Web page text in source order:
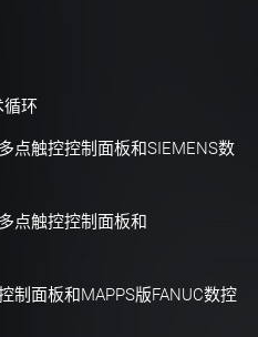
循环
点触控控制面板和SIEMENS数
点触控控制面板和
制面板和MAPPS版FANUC数控